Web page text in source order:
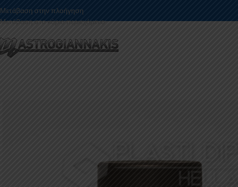
Μετάβαση στην πλοήγηση
Μετάβαση στο κύριο περιεχόμενο